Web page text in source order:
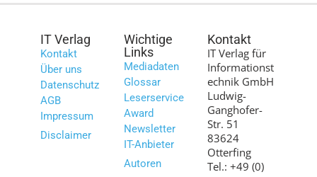
IT Verlag
Kontakt
Über uns
Datenschutz
AGB
Impressum
Disclaimer
Wichtige
Links
Mediadaten
Glossar
Leserservice
Award
Newsletter
IT-Anbieter
Autoren
Kontakt
IT Verlag für
Informationst
echnik GmbH
Ludwig-
Ganghofer-
Str. 51
83624
Otterfing
Tel.: +49 (0)